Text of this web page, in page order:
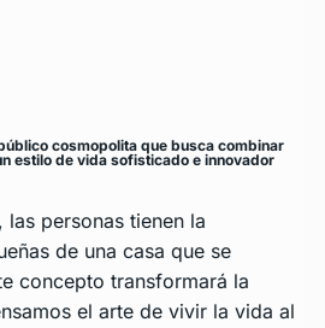
cosmopolita que busca combinar
estilo de vida sofisticado e innovador
las personas tienen la
de una casa que se
concepto transformará la
el arte de vivir la vida al